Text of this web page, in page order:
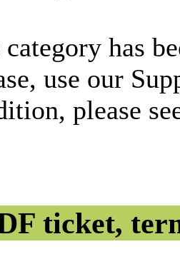
has
use our
please
ticket,